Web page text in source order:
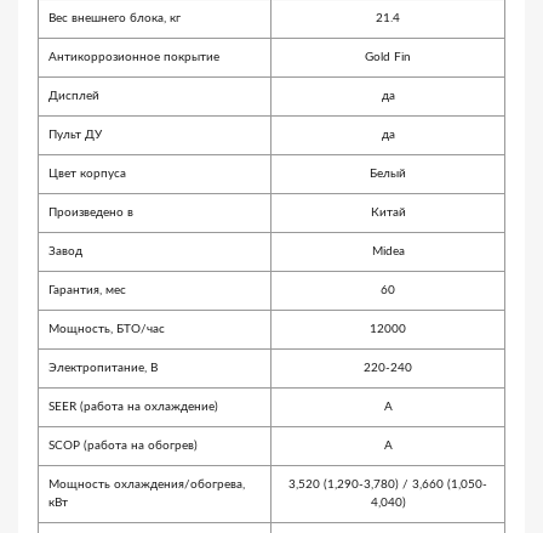
Вес внешнего блока, кг 21.4
Антикоррозионное покрытие Gold Fin
Дисплей да
Пульт ДУ да
Цвет корпуса Белый
Произведено в Китай
Завод Midea
Гарантия, мес 60
Мощность, БТО/час 12000
Электропитание, В 220-240
SEER (работа на охлаждение) A
SCOP (работа на обогрев) A
Мощность охлаждения/обогрева,
кВт
3,520 (1,290-3,780) / 3,660 (1,050-
4,040)